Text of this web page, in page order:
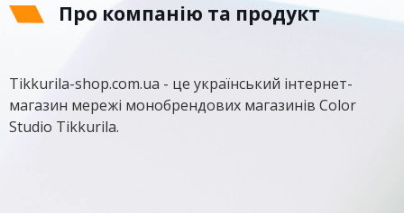
Про компанію та продукт
Tikkurila-shop.com.ua - це український інтернет-
магазин мережі монобрендових магазинів Color
Studio Tikkurila.